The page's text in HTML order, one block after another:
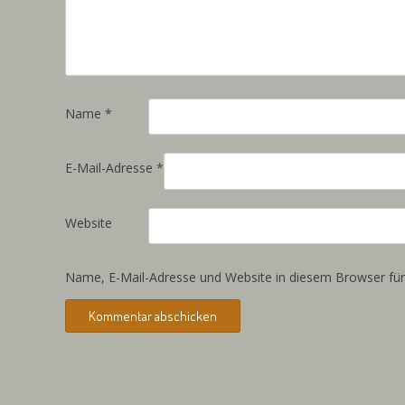
Name *
E-Mail-Adresse *
Website
Name, E-Mail-Adresse und Website in diesem Browser